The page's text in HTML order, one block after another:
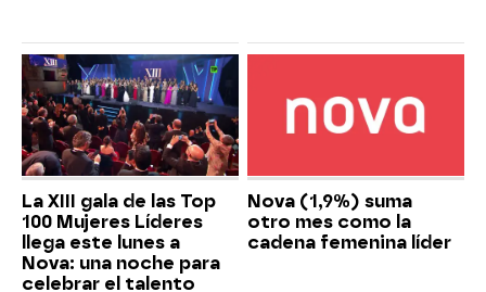
La XIII gala de las Top
100 Mujeres Líderes
llega este lunes a
Nova: una noche para
celebrar el talento
Nova (1,9%) suma
otro mes como la
cadena femenina líder